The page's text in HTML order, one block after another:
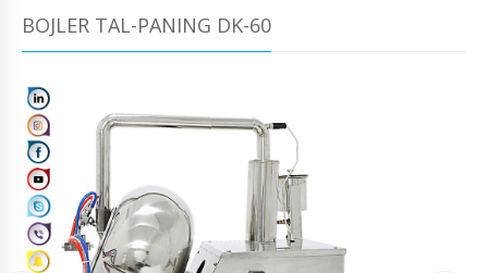
BOJLER TAL-PANING DK-60